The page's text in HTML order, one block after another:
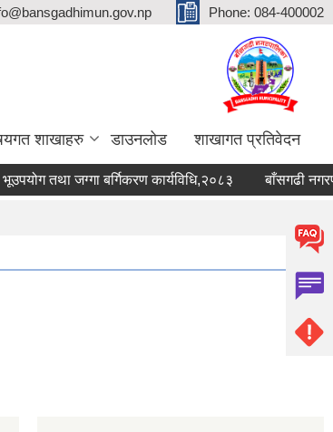
Phone: 084-400002
शाखाहरु डाउनलोड शाखागत प्रतिवेदन
तथा जग्गा बर्गिकरण कार्यविधि,२०८३ बाँसगढी